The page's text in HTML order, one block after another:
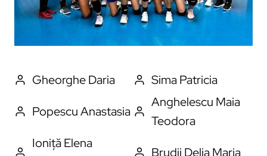
Gheorghe Daria Sima Patricia
Popescu Anastasia
Anghelescu Maia
Teodora
Ioniță Elena
Brudii Delia Maria